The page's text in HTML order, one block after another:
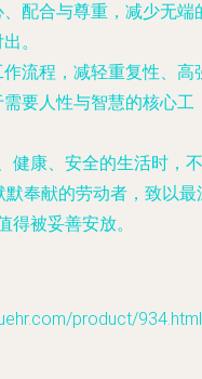
、配合与尊重，减少无端
。
作流程，减轻重复性、高
要人性与智慧的核心工
健康、安全的生活时，不
默奉献的劳动者，致以最
被妥善安放。
product/934.html